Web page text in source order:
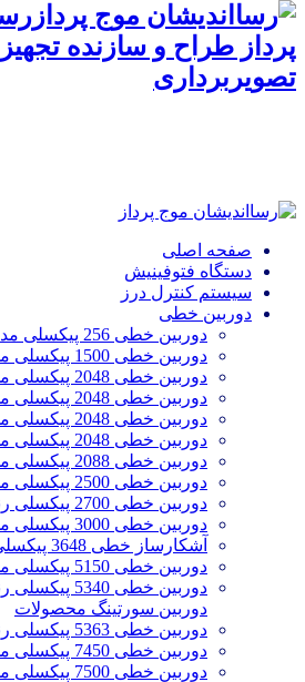
پرداز طراح و سازنده
تصویربرداری
صفحه اصلی
دستگاه فتوفینیش
سیستم کنترل درز
دوربین خطی
دوربین خطی 256 پیکسلی مدل RA-LSC-1402
دوربین خطی 1500 پیکسلی مدل RA-LSC-1103
دوربین خطی 2048 پیکسلی مدل RA-LSC-0551
دوربین خطی 2048 پیکسلی مدل RA-LSC-0751
دوربین خطی 2048 پیکسلی مدل RA-LSC-1205
دوربین خطی 2048 پیکسلی مدل RA-LSC-1209
دوربین خطی 2088 پیکسلی مدل RA-LSC-3753
دوربین خطی 2500 پیکسلی مدل RA-LSC-1254
دوربین خطی 2700 پیکسلی رنگی مدل RA-LSC-2253
دوربین خطی 3000 پیکسلی مدل RA-LSC-0526
آشکارساز خطی 3648 پیکسلی مدل RA-LSC-1304
دوربین خطی 5150 پیکسلی مدل RA-LSC-0553
دوربین سورتینگ محصولات
دوربین خطی 5363 پیکسلی رنگی مدل RA-LSC-0718
دوربین خطی 7450 پیکسلی مدل RA-LSC-1707
دوربین خطی 7500 پیکسلی مدل RA-LSC-0532